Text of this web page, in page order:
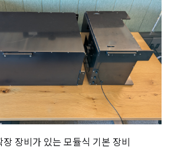
장 장비가 있는 모듈식 기본 장비